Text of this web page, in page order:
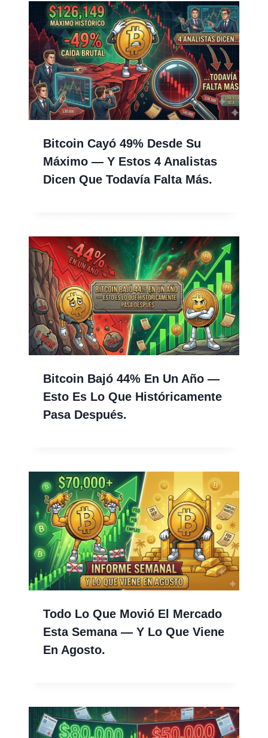
Bitcoin Cayó 49% Desde Su
Máximo — Y Estos 4 Analistas
Dicen Que Todavía Falta Más.
Bitcoin Bajó 44% En Un Año —
Esto Es Lo Que Históricamente
Pasa Después.
Todo Lo Que Movió El Mercado
Esta Semana — Y Lo Que Viene
En Agosto.